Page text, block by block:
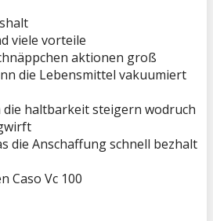
viele vorteile
aktionen groß
die Lebensmittel vakuumiert
die haltbarkeit steigern wodruch
die Anschaffung schnell bezhalt
Caso Vc 100